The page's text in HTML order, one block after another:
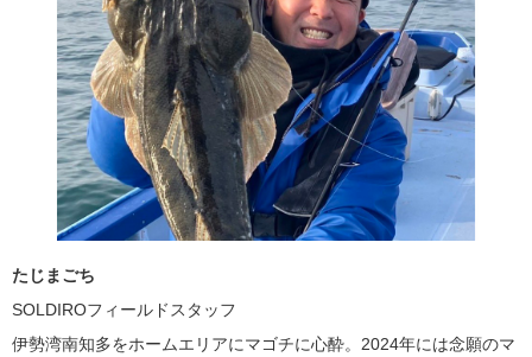
たじまごち
SOLDIROフィールドスタッフ
伊勢湾南知多をホームエリアにマゴチに心酔。2024年には念願のマ